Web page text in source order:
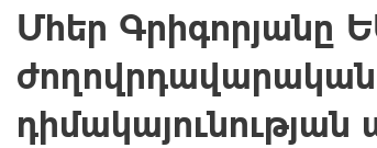
Մհեր Գրիգորյանը